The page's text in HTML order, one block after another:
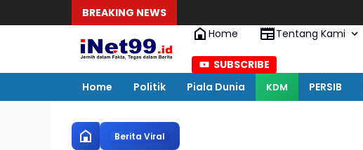
BREAKING NEWS
Home
Tentang Kami
SUBSCRIBE
Home
Politik Piala Dunia KDM PERSIB
Berita Viral